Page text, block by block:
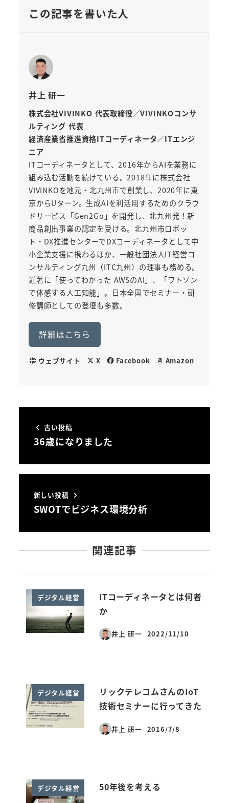
この記事を書いた人
井上 研一
株式会社VIVINKO 代表取締役／VIVINKOコンサ
ルティング 代表
経済産業省推進資格ITコーディネータ／ITエンジ
ニア
ITコーディネータとして、2016年からAIを業務に
組み込む活動を続けている。2018年に株式会社
VIVINKOを地元・北九州市で創業し、2020年に東
京からUターン。生成AIを利活用するためのクラウ
ドサービス「Gen2Go」を開発し、北九州発！新
商品創出事業の認定を受ける。北九州市ロボッ
ト・DX推進センターでDXコーディネータとして中
小企業支援に携わるほか、一般社団法人IT経営コ
ンサルティング九州（ITC九州）の理事も務める。
近著に「使ってわかった AWSのAI」、「ワトソン
で体感する人工知能」。日本全国でセミナー・研
修講師としての登壇も多数。
詳細はこちら
ウェブサイト X Facebook Amazon
古い投稿
36歳になりました
新しい投稿
SWOTでビジネス環境分析
関連記事
デジタル経営
ITコーディネータとは何者
か
井上 研一
投稿日
2022/11/10
デジタル経営
リックテレコムさんのIoT
技術セミナーに行ってきた
井上 研一
投稿日
2016/7/8
デジタル経営 50年後を考える